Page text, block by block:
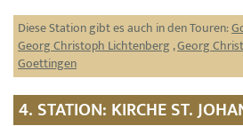
Diese Station gibt es auch in den Touren:
Georg Christoph Lichtenberg ,Georg
Goettingen
4. STATION: KIRCHE ST.